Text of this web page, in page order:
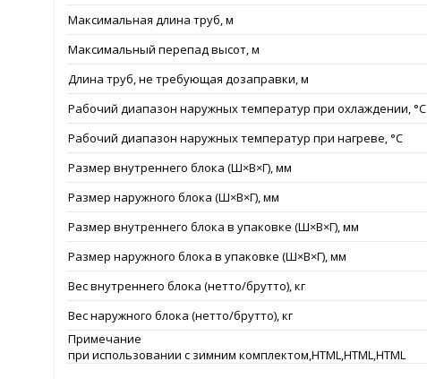
Максимальная длина труб, м
Максимальный перепад высот, м
Длина труб, не требующая дозаправки, м
Рабочий диапазон наружных температур при охлаждении, °C
Рабочий диапазон наружных температур при нагреве, °C
Размер внутреннего блока (Ш×В×Г), мм
Размер наружного блока (Ш×В×Г), мм
Размер внутреннего блока в упаковке (Ш×В×Г), мм
Размер наружного блока в упаковке (Ш×В×Г), мм
Вес внутреннего блока (нетто/брутто), кг
Вес наружного блока (нетто/брутто), кг
Примечание
при использовании с зимним комплектом,HTML,HTML,HTML